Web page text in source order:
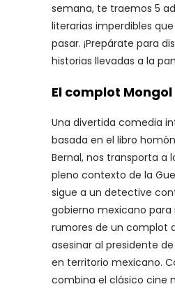
semana, te traemos 5
literarias imperdibles
pasar. ¡Prepárate para
historias llevadas a la
El complot
Una divertida comedia
basada en el libro
Bernal, nos transporta a
pleno contexto de la
sigue a un detective
gobierno mexicano para
rumores de un complot
asesinar al presidente de
en territorio mexicano.
combina el clásico cine